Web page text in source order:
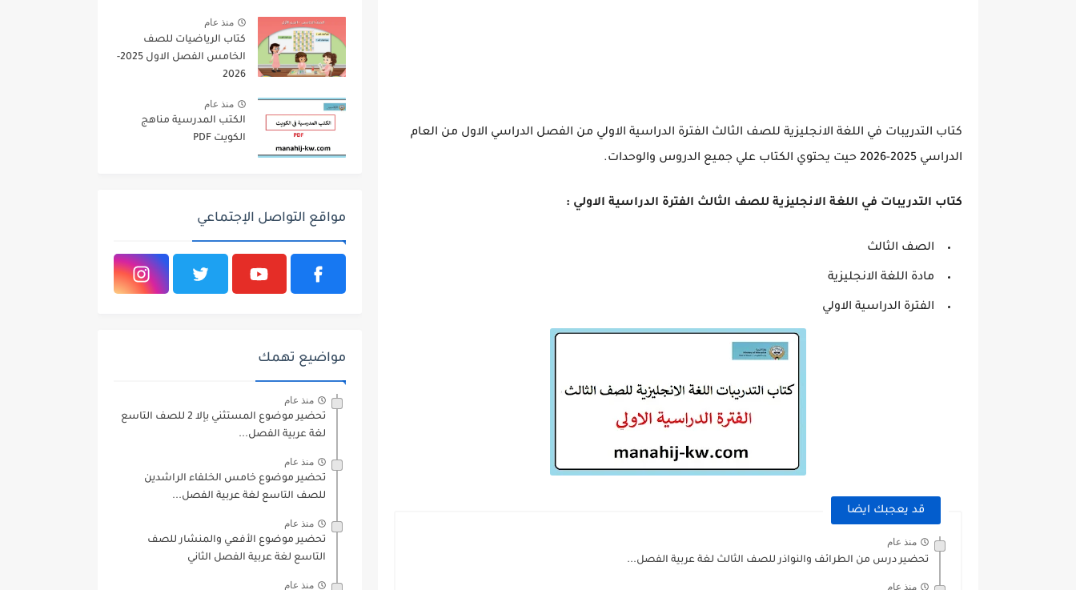
كتاب التدريبات في اللغة الانجليزية للصف الثالث الفترة الدراسية الاولي من الفصل الدراسي الاول من العام
الدراسي 2025-2026 حيت يحتوي الكتاب علي جميع الدروس والوحدات.
كتاب التدريبات في اللغة الانجليزية للصف الثالث الفترة الدراسية الاولي :
الصف الثالث
مادة اللغة الانجليزية
الفترة الدراسية الاولي
قد يعجبك ايضا
منذ عام
تحضير درس من الطرائف والنواذر للصف الثالث لغة عربية الفصل...
منذ عام
منذ عام
كتاب الرياضيات للصف
الخامس الفصل الاول 2025-
2026
منذ عام
الكتب المدرسية مناهج
الكويت PDF
مواقع التواصل الإجتماعي
مواضيع تهمك
منذ عام
تحضير موضوع المستثني بإلا 2 للصف التاسع
لغة عربية الفصل...
منذ عام
تحضير موضوع خامس الخلفاء الراشدين
للصف التاسع لغة عربية الفصل...
منذ عام
تحضير موضوع الأفعي والمنشار للصف
التاسع لغة عربية الفصل الثاني
منذ عام